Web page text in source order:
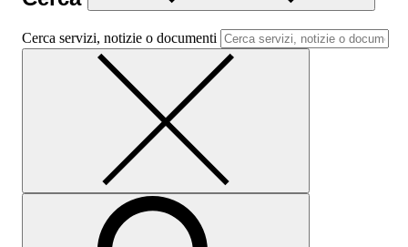
Cerca servizi, notizie o documenti